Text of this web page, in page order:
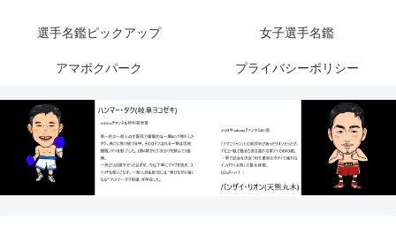
選手名鑑ピックアップ 女子選手名鑑
アマボクパーク プライバシーポリシー